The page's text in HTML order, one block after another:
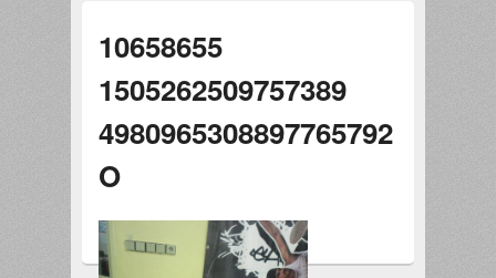
10658655
1505262509757389
4980965308897765792
O